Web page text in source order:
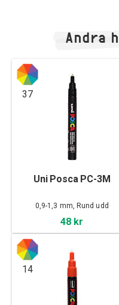
Andra
37
Uni Posca PC-3M
0,9-1,3 mm, Rund udd
48 kr
14